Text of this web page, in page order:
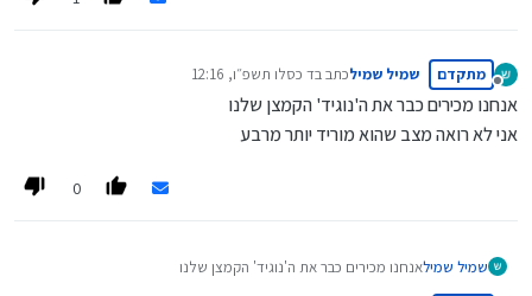
מנותק
מתקדם שמיל שמילכתב בד כסלו תשפ״ו, 12:16
נערך לאחרונה על ידי
אנחנו מכירים כבר את ה'נוגיד' הקמצן שלנו
אני לא רואה מצב שהוא מוריד יותר מרבע
0
שמיל שמילאנחנו מכירים כבר את ה'נוגיד' הקמצן שלנו